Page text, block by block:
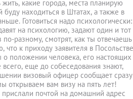
какие города, места планирую
буду находиться в Штатах, а также в
Готовиться надо психологически:
на психологию, задают один и тот
разному, смотрят, как ты отвечаешь
что к приходу заявителя в Посольстве
положении человека, его настоящих
еще до собеседования знают,
визовый офицер сообщает
открываем вам визу на пять лет!
прислали почтой на домашний адрес